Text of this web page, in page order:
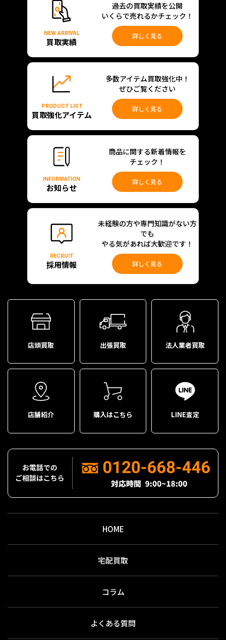
NEW ARRIVAL
買取実績
過去の買取実績を公開
いくらで売れるかチェック！
詳しく見る
PRODUCT LIST
買取強化アイテム
多数アイテム買取強化中！
ぜひご覧ください
詳しく見る
INFORMATION
お知らせ
商品に関する新着情報を
チェック！
詳しく見る
RECRUIT
採用情報
未経験の方や専門知識がない方
でも
やる気があれば大歓迎です！
詳しく見る
店頭買取 出張買取 法人業者買取
店舗紹介 購入はこちら LINE査定
HOME
宅配買取
コラム
よくある質問